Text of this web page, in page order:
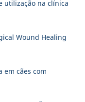
utilização na clínica
Wound Healing
em cães com